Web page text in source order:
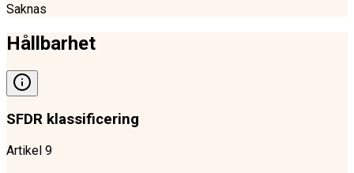
Saknas
Hållbarhet
SFDR klassificering
Artikel 9